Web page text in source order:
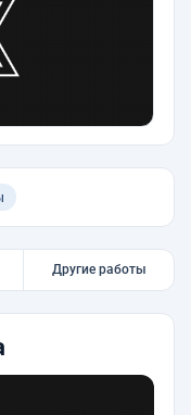
Другие работы